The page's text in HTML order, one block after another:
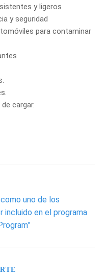
y ligeros
y seguridad
para contaminar
cargar.
uno de los
en el programa